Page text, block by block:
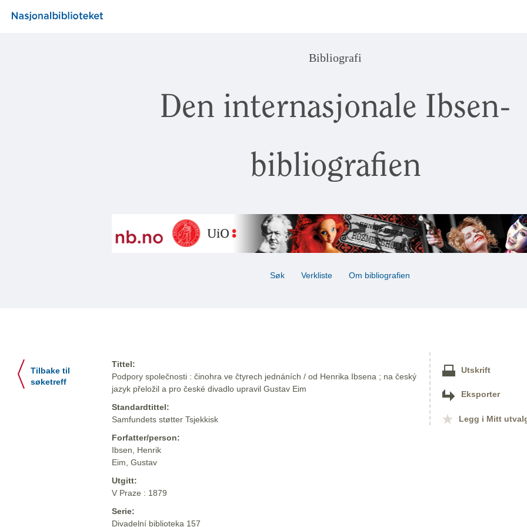
Bibliografi
Den internasjonale Ibsen-
bibliografien
Søk Verkliste Om bibliografien
Tilbake til
søketreff
Tittel:
Podpory společnosti : činohra ve čtyrech jednáních / od Henrika Ibsena ; na český
jazyk přeložil a pro české divadlo upravil Gustav Eim
Standardtittel:
Samfundets støtter Tsjekkisk
Forfatter/person:
Ibsen, Henrik
Eim, Gustav
Utgitt:
V Praze : 1879
Serie:
Divadelní biblioteka 157
Utskrift
Eksporter
Legg i Mitt